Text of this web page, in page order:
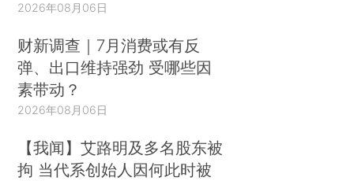
2026年08月06日
财新调查｜7月消费或有反
弹、出口维持强劲 受哪些因
素带动？
2026年08月06日
【我闻】艾路明及多名股东被
拘 当代系创始人因何此时被